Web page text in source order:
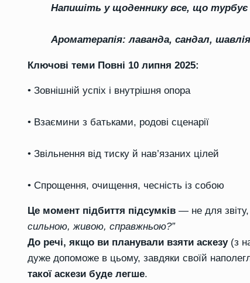
Напишіть у щоденнику все, що
Ароматерапія: лаванда, сандал, шавлія
Ключові теми Повні 10 липня 2025:
• Зовнішній успіх і внутрішня опора
• Взаємини з батьками, родові сценарії
• Звільнення від тиску й нав’язаних цілей
• Спрощення, очищення, чесність із собою
Це момент підбиття підсумків — не для
сильною, живою, справжньою?”
До речі, якщо ви планували взяти аскезу(з
дуже допоможе в цьому, завдяки своїй
такої аскези буде легше.